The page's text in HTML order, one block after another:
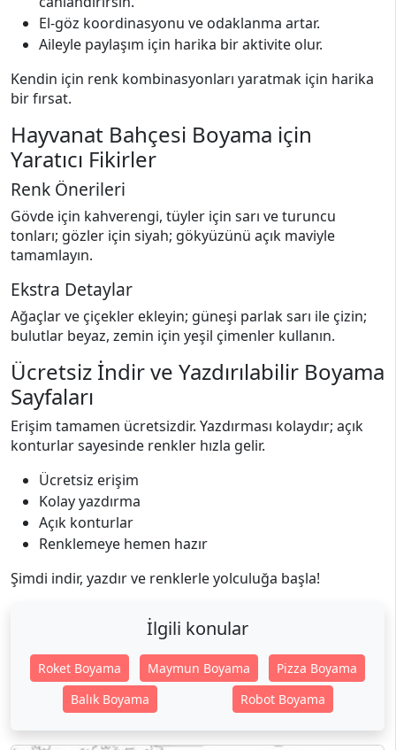
El-göz koordinasyonu ve odaklanma artar.
Aileyle paylaşım için harika bir aktivite olur.
Kendin için renk kombinasyonları yaratmak için harika
bir fırsat.
Hayvanat Bahçesi Boyama için
Yaratıcı Fikirler
Renk Önerileri
Gövde için kahverengi, tüyler için sarı ve turuncu
tonları; gözler için siyah; gökyüzünü açık maviyle
tamamlayın.
Ekstra Detaylar
Ağaçlar ve çiçekler ekleyin; güneşi parlak sarı ile çizin;
bulutlar beyaz, zemin için yeşil çimenler kullanın.
Ücretsiz İndir ve Yazdırılabilir Boyama
Sayfaları
Erişim tamamen ücretsizdir. Yazdırması kolaydır; açık
konturlar sayesinde renkler hızla gelir.
Ücretsiz erişim
Kolay yazdırma
Açık konturlar
Renklemeye hemen hazır
Şimdi indir, yazdır ve renklerle yolculuğa başla!
İlgili konular
Roket Boyama Maymun Boyama
Pizza Boyama
Balık Boyama
Robot Boyama